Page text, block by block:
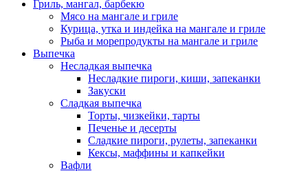
Гриль, мангал, барбекю
Мясо на мангале и гриле
Курица, утка и индейка на мангале и гриле
Рыба и морепродукты на мангале и гриле
Выпечка
Несладкая выпечка
Несладкие пироги, киши, запеканки
Закуски
Сладкая выпечка
Торты, чизкейки, тарты
Печенье и десерты
Сладкие пироги, рулеты, запеканки
Кексы, маффины и капкейки
Вафли